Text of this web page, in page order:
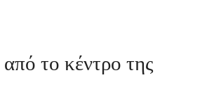
το κέντρο της